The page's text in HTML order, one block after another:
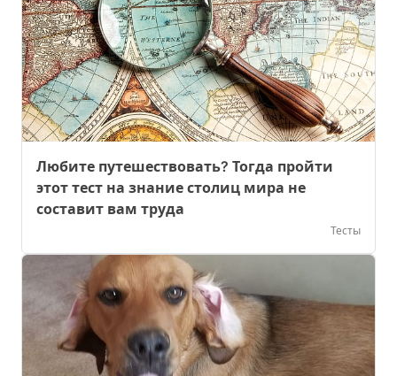
Любите путешествовать? Тогда пройти
этот тест на знание столиц мира не
составит вам труда
Тесты